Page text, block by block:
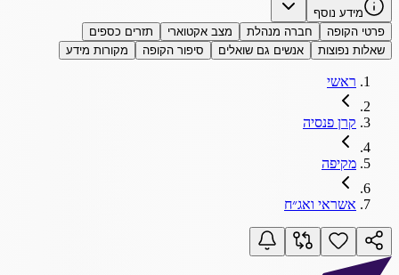
מידע נוסף
פרטי הקופה
חברה מנהלת מצב אקטוארי
תזרים כספים
שאלות נפוצות
אנשים גם שואלים סיפור הקופה מקורות מידע
ראשי
קרן פנסיה
מקיפה
אשראי ואג״ח